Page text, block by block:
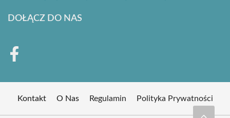
DOŁĄCZ DO NAS
Kontakt O Nas Regulamin Polityka Prywatności